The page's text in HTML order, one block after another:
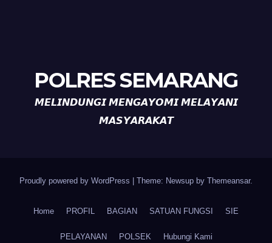
POLRES SEMARANG
𝙈𝙀𝙇𝙄𝙉𝘿𝙐𝙉𝙂𝙄 𝙈𝙀𝙉𝙂𝘼𝙔𝙊𝙈𝙄 𝙈𝙀𝙇𝘼𝙔𝘼𝙉𝙄
𝙈𝘼𝙎𝙔𝘼𝙍𝘼𝙆𝘼𝙏
Proudly powered by WordPress Theme: Newsup by Themeansar.
Home PROFIL BAGIAN SATUAN FUNGSI SIE
PELAYANAN POLSEK Hubungi Kami